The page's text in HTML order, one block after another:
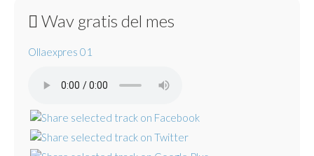
Wav gratis del mes
Ollaexpres 01